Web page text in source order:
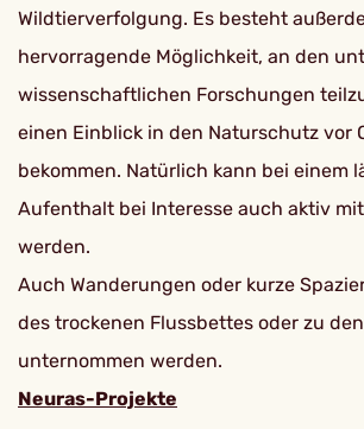
Wildtierverfolgung. Es besteht
hervorragende Möglichkeit, an den
wissenschaftlichen Forschungen
einen Einblick in den Naturschutz vor
bekommen. Natürlich kann bei einem
Aufenthalt bei Interesse auch aktiv
werden.
Auch Wanderungen oder kurze
des trockenen Flussbettes oder zu
unternommen werden.
Neuras-Projekte